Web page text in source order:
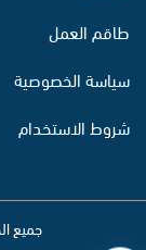
طاقم العمل
سياسة الخصوصية
شروط الاستخدام
جميع